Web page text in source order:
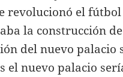
revolucionó el fútbol
la construcción
del nuevo palacio
el nuevo palacio